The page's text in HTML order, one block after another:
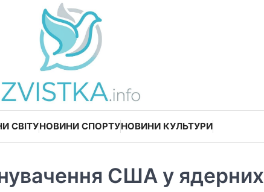
СВІТУНОВИНИ СПОРТУНОВИНИ КУЛЬТУРИ
США у ядерних